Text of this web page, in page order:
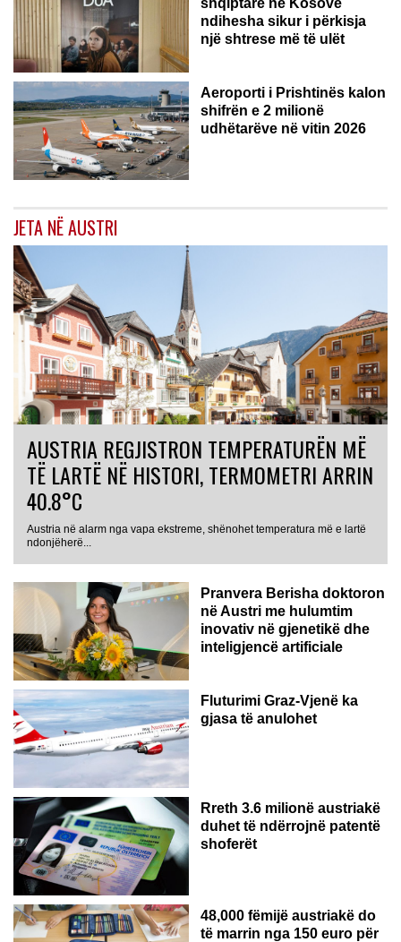
ndihesha sikur i përkisja
një shtrese më të ulët
Aeroporti i Prishtinës kalon
shifrën e 2 milionë
udhëtarëve në vitin 2026
JETA NË AUSTRI
AUSTRIA REGJISTRON TEMPERATURËN MË
TË LARTË NË HISTORI, TERMOMETRI ARRIN
40.8°C
Austria në alarm nga vapa ekstreme, shënohet temperatura më e lartë
ndonjëherë...
AUSTRI
Pranvera Berisha doktoron
në Austri me hulumtim
inovativ në gjenetikë dhe
inteligjencë artificiale
Fluturimi Graz-Vjenë ka
gjasa të anulohet
Rreth 3.6 milionë austriakë
duhet të ndërrojnë patentë
shoferët
48,000 fëmijë austriakë do
të marrin nga 150 euro për